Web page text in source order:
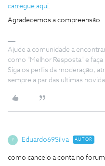
carregue aqui .
Agradecemos a compreensão
Ajude a comunidade a
como "Melhor Resposta" e
Siga os perfis da moderação,
sempre a par das ultimas
E Eduardo69Silva AUTOR
como cancelo a conta no